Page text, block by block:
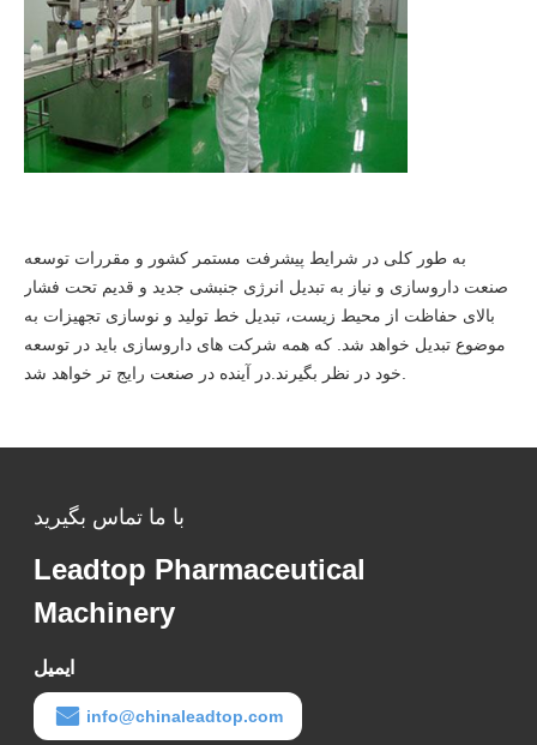
به طور کلی در شرایط پیشرفت مستمر کشور و مقررات توسعه
صنعت داروسازی و نیاز به تبدیل انرژی جنبشی جدید و قدیم تحت فشار
بالای حفاظت از محیط زیست، تبدیل خط تولید و نوسازی تجهیزات به
موضوع تبدیل خواهد شد. که همه شرکت های داروسازی باید در توسعه
با ما تماس بگیرید
Leadtop Pharmaceutical
Machinery
ایمیل
info@chinaleadtop.com